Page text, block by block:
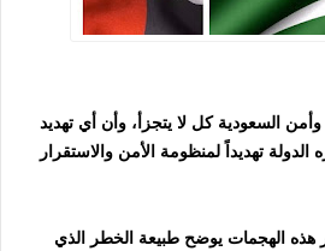
وأمن السعودية كل لا يتجزأ، وأن أي تهديد
تهديداً لمنظومة الأمن والاستقرار
هذه الهجمات يوضح طبيعة الخطر الذي